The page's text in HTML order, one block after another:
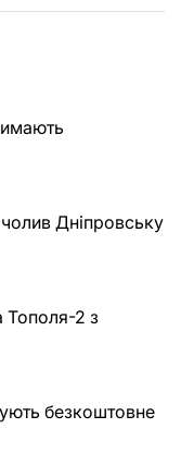
Дніпровську
Тополя-2 з
безкоштовне